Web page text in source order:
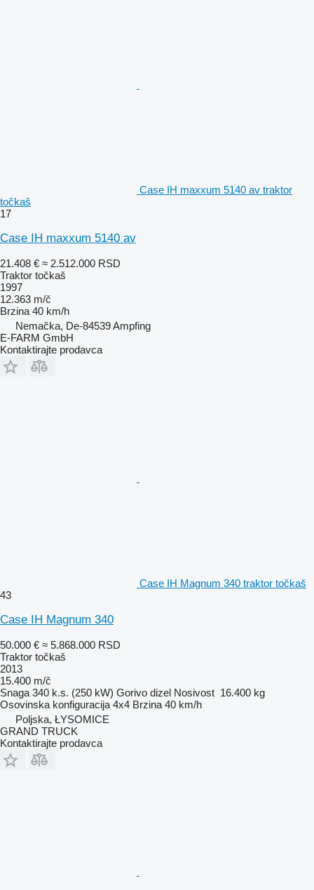
Case IH maxxum 5140 av traktor
točkaš
17
Case IH maxxum 5140 av
21.408 € ≈ 2.512.000 RSD
Traktor točkaš
1997
12.363 m/č
Brzina 40 km/h
Nemačka, De-84539 Ampfing
E-FARM GmbH
Kontaktirajte prodavca
Case IH Magnum 340 traktor točkaš
43
Case IH Magnum 340
50.000 € ≈ 5.868.000 RSD
Traktor točkaš
2013
15.400 m/č
Snaga 340 k.s. (250 kW) Gorivo dizel Nosivost 16.400 kg
Osovinska konfiguracija 4x4 Brzina 40 km/h
Poljska, ŁYSOMICE
GRAND TRUCK
Kontaktirajte prodavca